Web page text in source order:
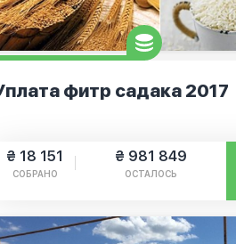
фитр садака 2017
₴ 18 151
СОБРАНО
₴ 981 849
ОСТАЛОСЬ